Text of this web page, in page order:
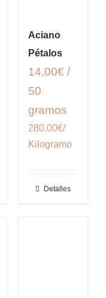
Aciano
Pétalos
14,00€ /
50
gramos
280.00€/
Kilogramo
Detalles